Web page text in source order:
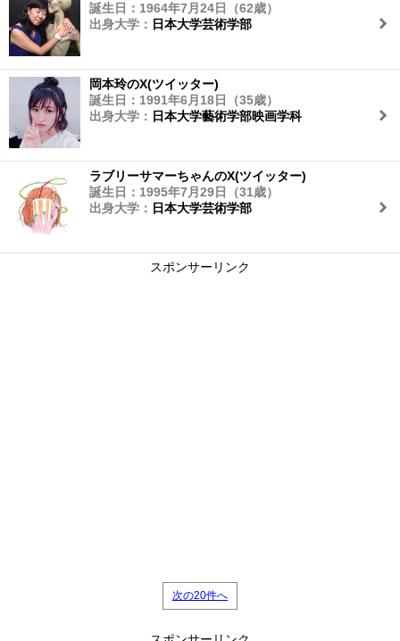
誕生日：1964年7月24日（62歳）
出身大学： 日本大学芸術学部
岡本玲のX(ツイッター)
誕生日：1991年6月18日（35歳）
出身大学： 日本大学藝術学部映画学科
ラブリーサマーちゃんのX(ツイッター)
誕生日：1995年7月29日（31歳）
出身大学： 日本大学芸術学部
スポンサーリンク
次の20件へ